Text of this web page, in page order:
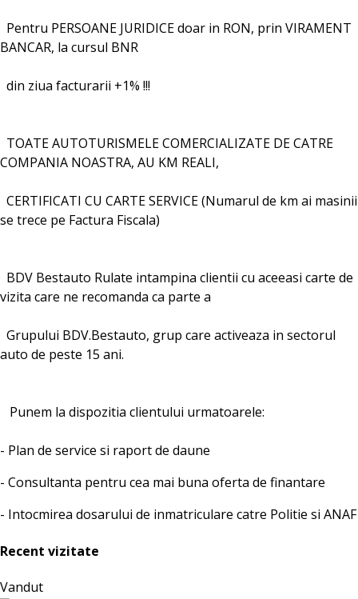
Pentru PERSOANE JURIDICE doar in RON, prin VIRAMENT
BANCAR, la cursul BNR
din ziua facturarii +1% !!!
TOATE AUTOTURISMELE COMERCIALIZATE DE CATRE
COMPANIA NOASTRA, AU KM REALI,
CERTIFICATI CU CARTE SERVICE (Numarul de km ai masinii
se trece pe Factura Fiscala)
BDV Bestauto Rulate intampina clientii cu aceeasi carte de
vizita care ne recomanda ca parte a
Grupului BDV.Bestauto, grup care activeaza in sectorul
auto de peste 15 ani.
Punem la dispozitia clientului urmatoarele:
- Plan de service si raport de daune
- Consultanta pentru cea mai buna oferta de finantare
- Intocmirea dosarului de inmatriculare catre Politie si ANAF
Recent vizitate
Vandut